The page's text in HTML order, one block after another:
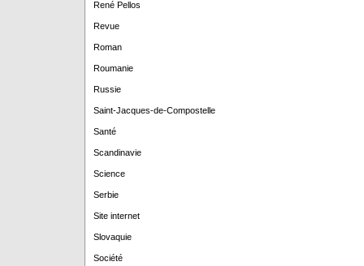
René Pellos
Revue
Roman
Roumanie
Russie
Saint-Jacques-de-Compostelle
Santé
Scandinavie
Science
Serbie
Site internet
Slovaquie
Société